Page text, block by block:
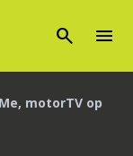
search menu
motorTV op